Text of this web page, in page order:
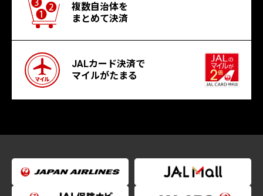
複数自治体を
まとめて決済
JALカード決済で
マイルがたまる